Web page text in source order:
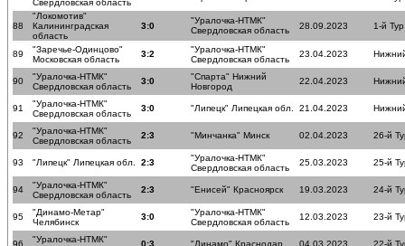
Свердловская область
88
"Локомотив"
Калининградская
область
3:0
"Уралочка-НТМК"
Свердловская область
28.09.2023 1-й Тур
89
"Заречье-Одинцово"
Московская область
3:2
"Уралочка-НТМК"
Свердловская область
23.04.2023
90
"Уралочка-НТМК"
Свердловская область
3:0
"Спарта" Нижний
Новгород
22.04.2023
91
"Уралочка-НТМК"
Свердловская область
3:0 "Липецк" Липецкая обл. 21.04.2023
92
"Уралочка-НТМК"
Свердловская область
2:3 "Минчанка" Минск 02.04.2023 26-й
93 "Липецк" Липецкая обл. 2:3
"Уралочка-НТМК"
Свердловская область
25.03.2023 25-й
94
"Уралочка-НТМК"
Свердловская область
2:3 "Енисей" Красноярск 19.03.2023 24-й
95
"Динамо-Метар"
Челябинск
3:0
"Уралочка-НТМК"
Свердловская область
12.03.2023 23-й
96
"Уралочка-НТМК"
0:3 "Динамо" Краснодар 04.03.2023 22-й